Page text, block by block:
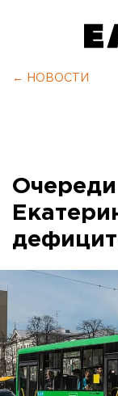
← НОВОСТИ